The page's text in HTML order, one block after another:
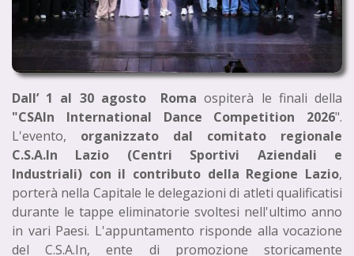
Dall’ 1 al 30 agosto Roma ospiterà le finali della
"CSAIn International Dance Competition 2026".
L'evento, organizzato dal comitato regionale
C.S.A.In Lazio (Centri Sportivi Aziendali e
Industriali) con il contributo della Regione Lazio,
porterà nella Capitale le delegazioni di atleti qualificatisi
durante le tappe eliminatorie svoltesi nell'ultimo anno
in vari Paesi. L'appuntamento risponde alla vocazione
del C.S.A.In, ente di promozione storicamente